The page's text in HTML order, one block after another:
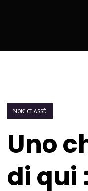
NON CLASSÉ
Uno
di qui